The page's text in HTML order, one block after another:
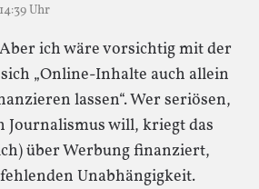
Uhr
ich wäre vorsichtig mit der
„Online-Inhalte auch allein
lassen“. Wer seriösen,
Journalismus will, kriegt das
über Werbung finanziert,
Unabhängigkeit.